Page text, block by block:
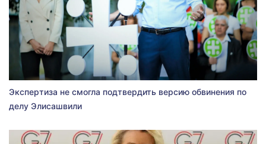
Экспертиза не смогла подтвердить версию обвинения по
делу Элисашвили